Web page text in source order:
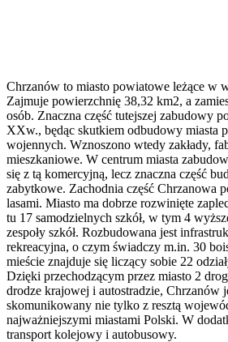
Chrzanów to miasto powiatowe leżące w
Zajmuje powierzchnię 38,32 km2, a
osób. Znaczna część tutejszej zabudowy
XXw., będąc skutkiem odbudowy miasta
wojennych. Wznoszono wtedy zakłady,
mieszkaniowe. W centrum miasta
się z tą komercyjną, lecz znaczna część
zabytkowe. Zachodnia część Chrzanowa
lasami. Miasto ma dobrze rozwinięte
tu 17 samodzielnych szkół, w tym 4
zespoły szkół. Rozbudowana jest
rekreacyjna, o czym świadczy m.in. 30
mieście znajduje się liczący sobie 22
Dzięki przechodzącym przez miasto 2
drodze krajowej i autostradzie, Chrzanów
skomunikowany nie tylko z resztą
najważniejszymi miastami Polski. W
transport kolejowy i autobusowy.